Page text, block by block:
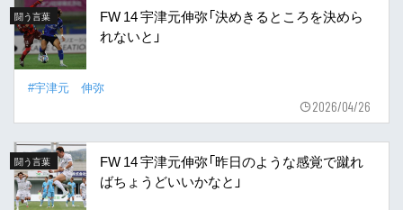
闘う言葉
FW 14 宇津元伸弥「決めきるところを決めら
れないと」
#宇津元 伸弥
2026/04/26
闘う言葉
FW 14 宇津元伸弥「昨日のような感覚で蹴れ
ばちょうどいいかなと」